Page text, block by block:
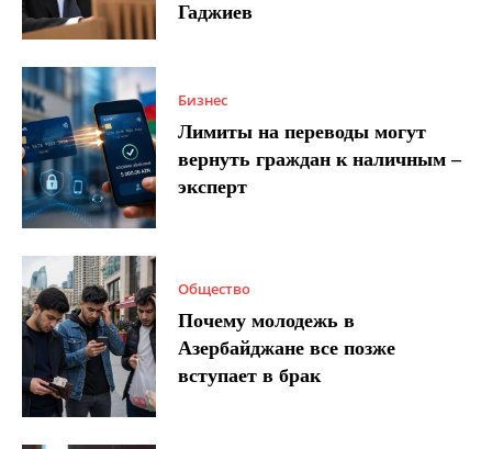
Гаджиев
Бизнес
Лимиты на переводы могут
вернуть граждан к наличным –
эксперт
Общество
Почему молодежь в
Азербайджане все позже
вступает в брак